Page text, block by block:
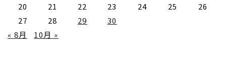
20
21 22 23 24 25
26
27
28 29
30
« 8月
10月 »